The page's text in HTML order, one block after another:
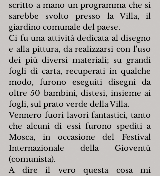
scritto a mano un programma che si
sarebbe svolto presso la Villa, il
giardino comunale del paese.
Ci fu una attività dedicata al disegno
e alla pittura, da realizzarsi con l'uso
dei più diversi materiali; su grandi
fogli di carta, recuperati in qualche
modo, furono eseguiti disegni da
oltre 50 bambini, distesi, insieme ai
fogli, sul prato verde della Villa.
Vennero fuori lavori fantastici, tanto
che alcuni di essi furono spediti a
Mosca, in occasione del Festival
Internazionale della Gioventù
(comunista).
A dire il vero questa cosa mi